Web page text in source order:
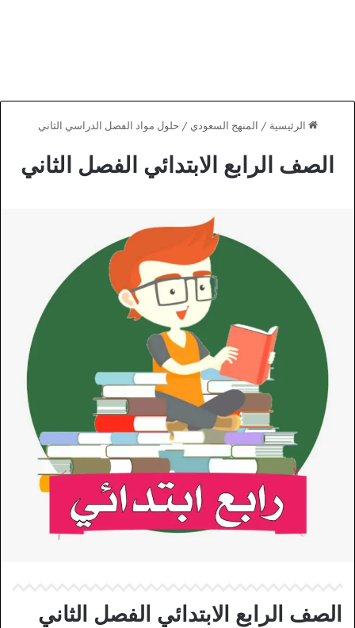
الرئيسية / المنهج السعودي / حلول مواد الفصل الدراسي الثاني
الصف الرابع الابتدائي الفصل الثاني
الصف الرابع الابتدائي الفصل الثاني